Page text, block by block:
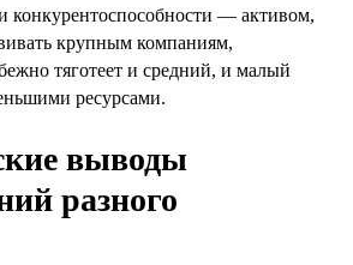
конкурентоспособности — активом,
крупным компаниям,
тяготеет и средний, и малый
ресурсами.
выводы
разного